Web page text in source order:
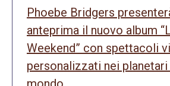
Phoebe Bridgers
anteprima il nuovo album
Weekend” con spettacoli
personalizzati nei